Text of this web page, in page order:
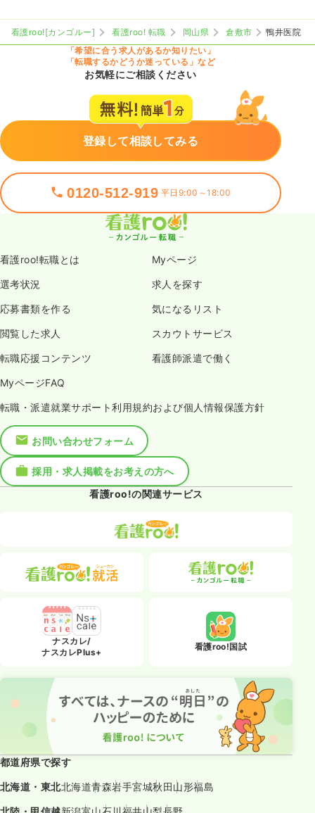
看護roo![カンゴルー] 看護roo! 転職 岡山県 倉敷市
鴨井医院
「希望に合う求人があるか知りたい」
「転職するかどうか迷っている」など
お気軽にご相談ください
登録して相談してみる
0120-512-919 平日9:00～18:00
看護roo!転職とは Myページ
選考状況 求人を探す
応募書類を作る 気になるリスト
閲覧した求人 スカウトサービス
転職応援コンテンツ 看護師派遣で働く
MyページFAQ
転職・派遣就業サポート利用規約および個人情報保護方針
お問い合わせフォーム
採用・求人掲載をお考えの方へ
看護roo!の関連サービス
ナスカレ/
ナスカレPlus+
看護roo!国試
都道府県で探す
北海道・東北北海道青森岩手宮城秋田山形福島